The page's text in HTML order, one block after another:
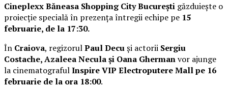
Cineplexx Băneasa Shopping City București găzduiește o
proiecție specială în prezența întregii echipe pe 15
februarie, de la 17:30.
În Craiova, regizorulPaul Decuși actorii Sergiu
Costache, Azaleea Necula și Oana Ghermanvor ajunge
la cinematografulInspire VIP Electroputere Mall pe 16
februarie de la ora 18:00.